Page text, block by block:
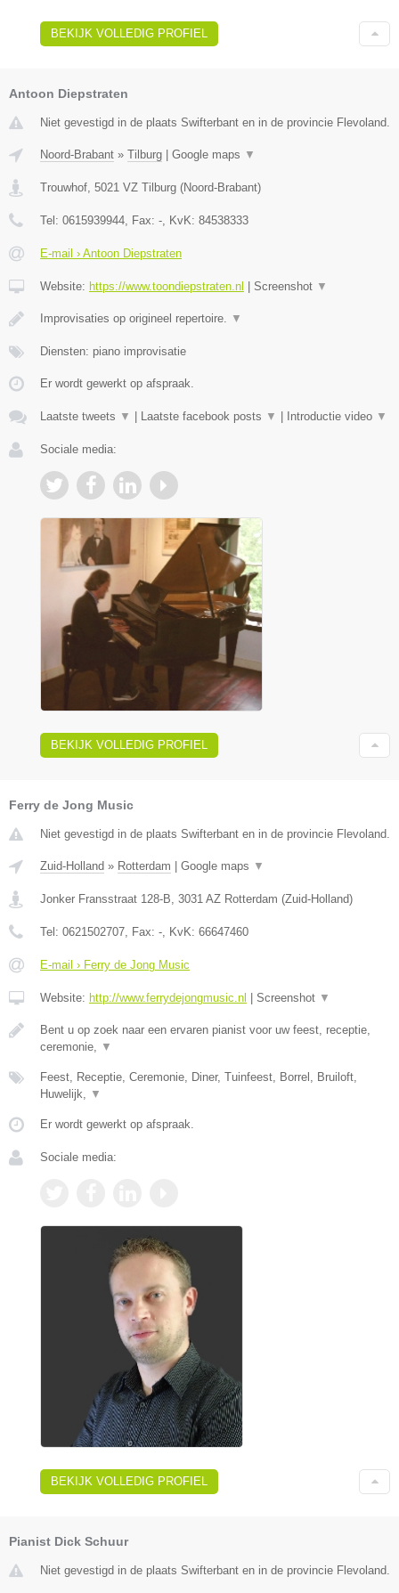
BEKIJK VOLLEDIG PROFIEL
Antoon Diepstraten
Niet gevestigd in de plaats Swifterbant en in de provincie Flevoland.
Noord-Brabant » Tilburg Google maps ▼
Trouwhof, 5021 VZ Tilburg (Noord-Brabant)
Tel: 0615939944, Fax: -, KvK: 84538333
E-mail › Antoon Diepstraten
Website: https://www.toondiepstraten.nl Screenshot ▼
Improvisaties op origineel repertoire. ▼
Diensten: piano improvisatie
Er wordt gewerkt op afspraak.
Laatste tweets ▼ Laatste facebook posts ▼ Introductie video ▼
Sociale media:
BEKIJK VOLLEDIG PROFIEL
Ferry de Jong Music
Niet gevestigd in de plaats Swifterbant en in de provincie Flevoland.
Zuid-Holland » Rotterdam Google maps ▼
Jonker Fransstraat 128-B, 3031 AZ Rotterdam (Zuid-Holland)
Tel: 0621502707, Fax: -, KvK: 66647460
E-mail › Ferry de Jong Music
Website: http://www.ferrydejongmusic.nl Screenshot ▼
Bent u op zoek naar een ervaren pianist voor uw feest, receptie,
ceremonie, ▼
Feest, Receptie, Ceremonie, Diner, Tuinfeest, Borrel, Bruiloft,
Huwelijk, ▼
Er wordt gewerkt op afspraak.
Sociale media:
BEKIJK VOLLEDIG PROFIEL
Pianist Dick Schuur
Niet gevestigd in de plaats Swifterbant en in de provincie Flevoland.